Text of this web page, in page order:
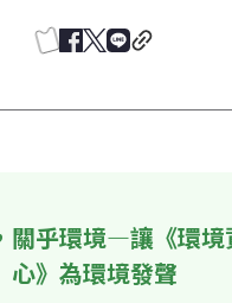
關乎環境—讓《環境
心》為環境發聲